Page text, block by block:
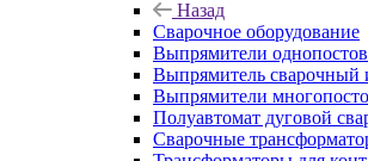
Назад
Сварочное оборудование
Выпрямители
Выпрямитель сварочный
Выпрямители
Полуавтомат дуговой
Сварочные